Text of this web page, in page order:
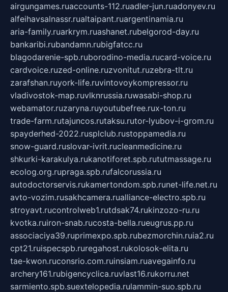
airgungames.ruaccounts-112.ruadler-jun.ruadonyev.ru
alfeihavsalnassr.rualtaipant.ruargentinamia.ru
aria-family.ruarkrym.ruashanet.rubelgorod-day.ru
bankaribi.rubandamn.rubigfatcc.ru
blagodarenie-spb.ruborodino-media.rucard-voice.ru
cardvoice.ruzed-online.ruzvonitut.ruzebra-tlt.ru
zarafshan.ruyork-life.ruvintovoykompressor.ru
vladivostok-map.ruvlknrussia.ruwasabi-shop.ru
webamator.ruzaryna.ruyoutubefree.rux-ton.ru
trade-farm.rutajuncos.rutaksu.rutor-lyubov-i-grom.ru
spayderhed-2022.rusplclub.rustoppamedia.ru
snow-guard.ruslovar-ivrit.rucleanmedicine.ru
shkurki-karakulya.rukanotiforet.spb.rututmassage.ru
ecolog.org.rupraga.spb.rufalcorussia.ru
autodoctorservis.rukamertondom.spb.runet-life.net.ru
avto-vozim.rusakhcamera.rualliance-electro.spb.ru
stroyavt.rucontrolweb1.rutdsak74.rukinzozo-ru.ru
kvotka.ruiron-snab.rucosta-bella.rueugrus.pp.ru
associaciya39.ruprimexpo.spb.rubezmorchin.ruia2.ru
cpt21.ruispecspb.ruregahost.rukolosok-elita.ru
tae-kwon.ruconsrio.com.ruinsiam.ruavegainfo.ru
archery161.rubigencyclica.ruvlast16.rukorru.net
sarmiento.spb.suextelopedia.rulammin-suo.spb.ru